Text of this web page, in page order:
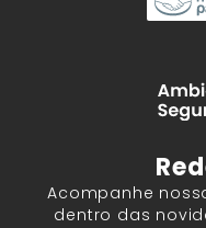
Acompanhe
dentro das